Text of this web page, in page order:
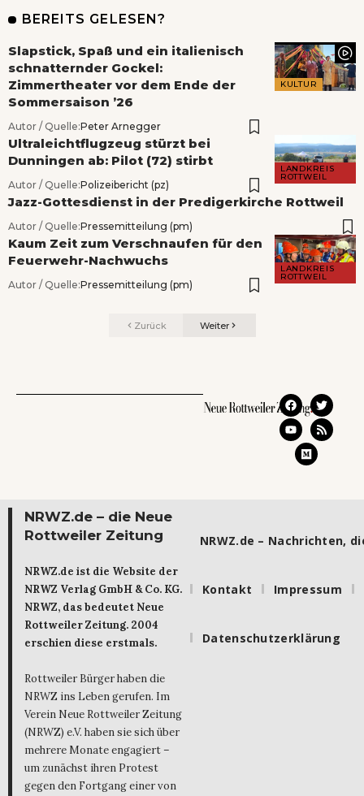
BEREITS GELESEN?
KULTUR
Slapstick, Spaß und ein italienisch
schnatternder Gockel:
Zimmertheater vor dem Ende der
Sommersaison ’26
Autor / Quelle:Peter Arnegger
LANDKREIS
ROTTWEIL
Ultraleichtflugzeug stürzt bei
Dunningen ab: Pilot (72) stirbt
Autor / Quelle:Polizeibericht (pz)
Jazz-Gottesdienst in der Predigerkirche Rottweil
Autor / Quelle:Pressemitteilung (pm)
LANDKREIS
ROTTWEIL
Kaum Zeit zum Verschnaufen für den
Feuerwehr-Nachwuchs
Autor / Quelle:Pressemitteilung (pm)
Zurück Weiter
NRWZ.de – die Neue
Rottweiler Zeitung
NRWZ.de ist die Website der
NRWZ Verlag GmbH & Co. KG.
NRWZ, das bedeutet Neue
Rottweiler Zeitung. 2004
erschien diese erstmals.
Rottweiler Bürger haben die
NRWZ ins Leben gerufen. Im
Verein Neue Rottweiler Zeitung
(NRWZ) e.V. haben sie sich über
mehrere Monate engagiert –
um zunächst ihren Protest
gegen den Fortgang einer von
NRWZ.de – Nachrichten,
Kontakt Impressum
Datenschutzerklärung